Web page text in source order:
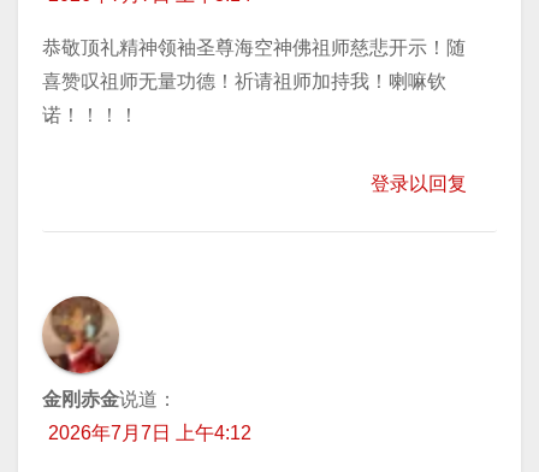
恭敬顶礼精神领袖圣尊海空神佛祖师慈悲开示！随
喜赞叹祖师无量功德！祈请祖师加持我！喇嘛钦
诺！！！！
登录以回复
金刚赤金说道：
2026年7月7日 上午4:12